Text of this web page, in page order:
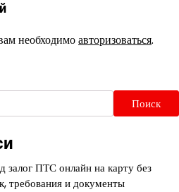
необходимоавторизоваться.
Поиск
залог ПТС онлайн на карту без
требования и документы